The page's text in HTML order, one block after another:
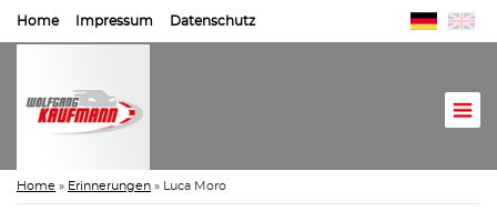
Home Impressum Datenschutz
Home » Erinnerungen » Luca Moro